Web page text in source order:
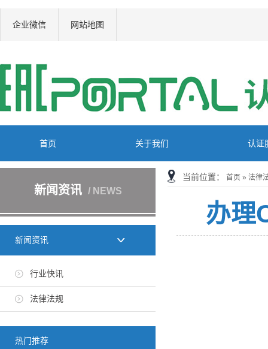
企业微信 网站地图
首页 关于我们 认证
新闻资讯 / NEWS
新闻资讯
行业快讯
法律法规
热门推荐
当前位置： 首页 » 法律
办理